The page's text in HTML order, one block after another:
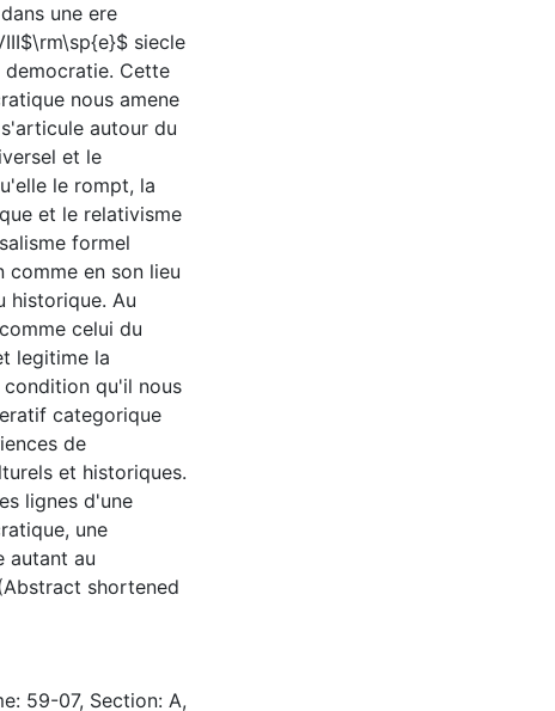
une ere
siecle
Cette
nous amene
autour du
et le
le rompt, la
et le relativisme
formel
en son lieu
historique. Au
celui du
legitime la
qu'il nous
categorique
de
et historiques.
lignes d'une
une
autant au
shortened
59-07, Section: A,